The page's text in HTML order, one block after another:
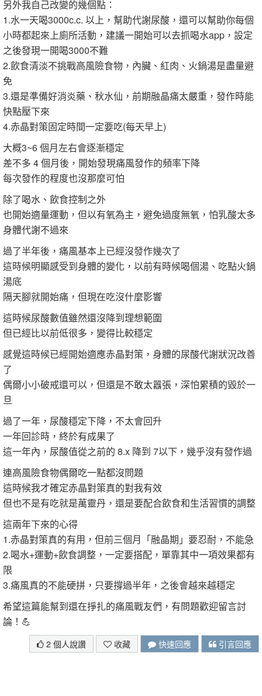
另外我自己改變的幾個點：
1.水一天喝3000c.c. 以上，幫助代謝尿酸，還可以幫助你每個
小時都起來上廁所活動，建議一開始可以去抓喝水app，設定
之後發現一開喝3000不難
2.飲食清淡不挑戰高風險食物，內臟、紅肉、火鍋湯是盡量避
免
3.還是準備好消炎藥、秋水仙，前期融晶痛太嚴重，發作時能
快點壓下來
4.赤晶對策固定時間一定要吃(每天早上)
大概3~6 個月左右會逐漸穩定
差不多 4 個月後，開始發現痛風發作的頻率下降
每次發作的程度也沒那麼可怕
除了喝水、飲食控制之外
也開始適量運動，但以有氧為主，避免過度無氧，怕乳酸太多
身體代謝不過來
過了半年後，痛風基本上已經沒發作幾次了
這時候明顯感受到身體的變化，以前有時候喝個湯、吃點火鍋
湯底
隔天腳就開始痛，但現在吃沒什麼影響
這時候尿酸數值雖然還沒降到理想範圍
但已經比以前低很多，變得比較穩定
感覺這時候已經開始適應赤晶對策，身體的尿酸代謝狀況改善
了
偶爾小小破戒還可以，但還是不敢太囂張，深怕累積的毀於一
旦
過了一年，尿酸穩定下降，不太會回升
一年回診時，終於有成果了
這一年內，尿酸值從之前的 8.x 降到 7以下，幾乎沒有發作過
連高風險食物偶爾吃一點都沒問題
這時候我才確定赤晶對策真的對我有效
但也不是有吃就是萬靈丹，還是要配合飲食和生活習慣的調整
這兩年下來的心得
1.赤晶對策真的有用，但前三個月「融晶期」要忍耐，不能急
2.喝水+運動+飲食調整，一定要搭配，單靠其中一項效果都有
限
3.痛風真的不能硬拼，只要撐過半年，之後會越來越穩定
希望這篇能幫到還在掙扎的痛風戰友們，有問題歡迎留言討
論！💪
2 個人說讚 收藏 快速回應 引言回應